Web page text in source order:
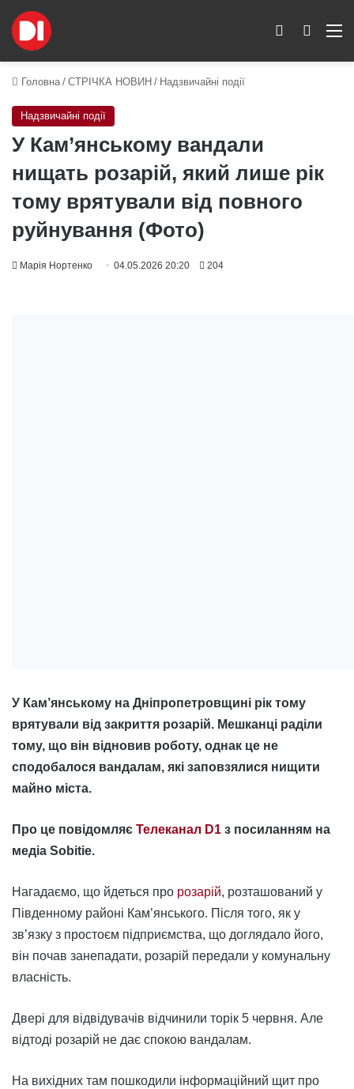
Пошук
Switch skin
Головна / СТРІЧКА НОВИН / Надзвичайні події
Надзвичайні події
У Кам’янському вандали
нищать розарій, який лише рік
тому врятували від повного
руйнування (Фото)
Марія Нортенко 04.05.2026 20:20 204
У Кам’янському на Дніпропетровщині рік тому
врятували від закриття розарій. Мешканці раділи
тому, що він відновив роботу, однак це не
сподобалося вандалам, які заповзялися нищити
майно міста.
Про це повідомляє Телеканал D1 з посиланням на
медіа Sobitie.
Нагадаємо, що йдеться про розарій, розташований у
Південному районі Кам’янського. Після того, як у
зв’язку з простоєм підприємства, що доглядало його,
він почав занепадати, розарій передали у комунальну
власність.
Двері для відвідувачів відчинили торік 5 червня. Але
відтоді розарій не дає спокою вандалам.
На вихідних там пошкодили інформаційний щит про